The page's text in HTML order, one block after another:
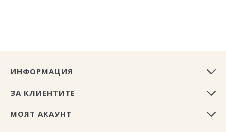
ИНФОРМАЦИЯ
ЗА КЛИЕНТИТЕ
МОЯТ АКАУНТ